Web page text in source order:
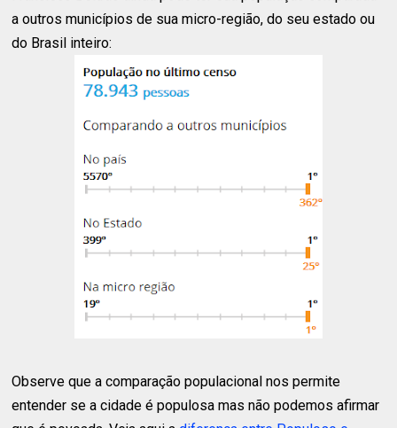
a outros municípios de sua micro-região, do seu estado ou
do Brasil inteiro:
Observe que a comparação populacional nos permite
entender se a cidade é populosa mas não podemos afirmar